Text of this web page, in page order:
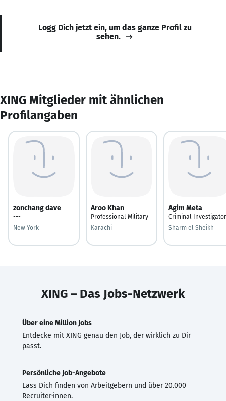
Logg Dich jetzt ein, um das ganze Profil zu
sehen.
XING Mitglieder mit ähnlichen
Profilangaben
zonchang dave
---
New York
Aroo Khan
Professional Military
Karachi
Agim Meta
Criminal Investigator
Sharm el Sheikh
XING – Das Jobs-Netzwerk
Über eine Million Jobs
Entdecke mit XING genau den Job, der wirklich zu Dir
passt.
Persönliche Job-Angebote
Lass Dich finden von Arbeitgebern und über 20.000
Recruiter·innen.